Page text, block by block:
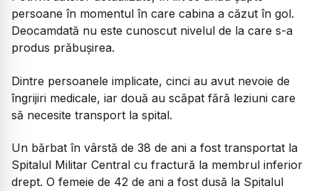
persoane în momentul în care cabina a căzut în gol.
Deocamdată nu este cunoscut nivelul de la care s-a
produs prăbușirea.
Dintre persoanele implicate, cinci au avut nevoie de
îngrijiri medicale, iar două au scăpat fără leziuni care
să necesite transport la spital.
Un bărbat în vârstă de 38 de ani a fost transportat la
Spitalul Militar Central cu fractură la membrul inferior
drept. O femeie de 42 de ani a fost dusă la Spitalul